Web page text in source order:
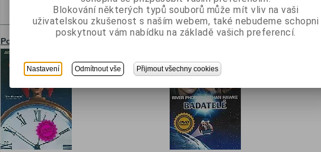
Sleva100
Vaše cena s DPH:299
Po zavírací době (DVD) (After Hours)
Blokování některých typů souborů může mít vliv na vaši
uživatelskou zkušenost s naším webem, také nebudeme schopni
poskytnout vám nabídku na základě vašich preferencí.
Nastavení Odmítnout vše Přijmout všechny cookies